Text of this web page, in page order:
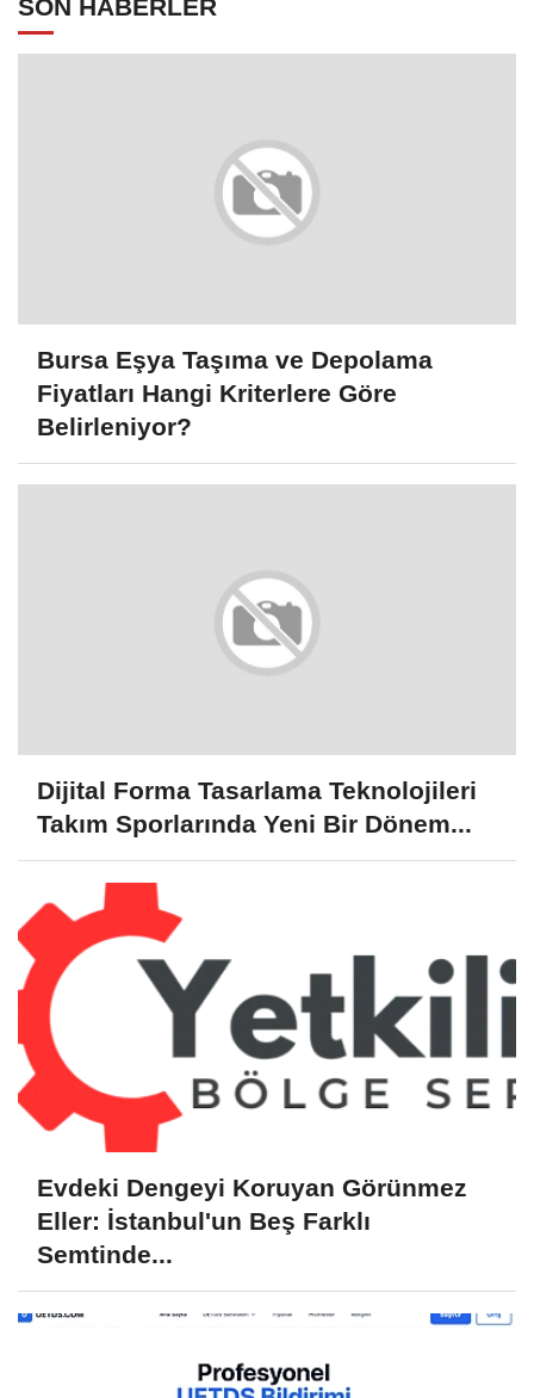
SON HABERLER
Bursa Eşya Taşıma ve Depolama
Fiyatları Hangi Kriterlere Göre
Belirleniyor?
Dijital Forma Tasarlama Teknolojileri
Takım Sporlarında Yeni Bir Dönem...
Evdeki Dengeyi Koruyan Görünmez
Eller: İstanbul'un Beş Farklı
Semtinde...